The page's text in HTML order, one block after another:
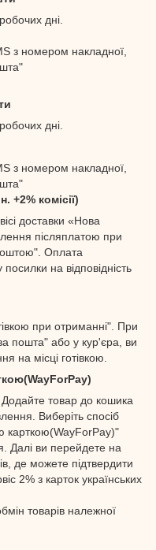
дні.
з номером накладної,
дні.
з номером накладної,
+2% комісії)
доставки «Нова
післяплатою при
Оплата
на відповідність
при отриманні". При
пошта" або у кур'єра, ви
на місці готівкою.
товар до кошика
Виберіть спосіб
карткою(WayForPay)"
Далі ви перейдете на
де можете підтвердити
2% з карток українських
товарів належної